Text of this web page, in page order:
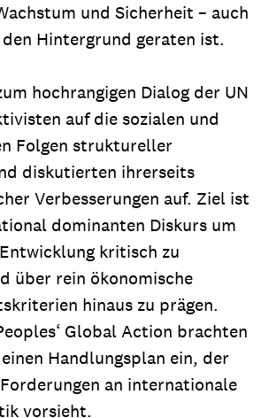
und Sicherheit – auch
Hintergrund geraten ist.
hochrangigen Dialog der UN
auf die sozialen und
Folgen struktureller
diskutierten ihrerseits
Verbesserungen auf. Ziel ist
dominanten Diskurs um
kritisch zu
über rein ökonomische
hinaus zu prägen.
Global Action brachten
Handlungsplan ein, der
an internationale
vorsieht.